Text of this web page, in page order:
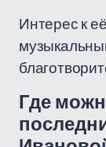
Интерес к
Где